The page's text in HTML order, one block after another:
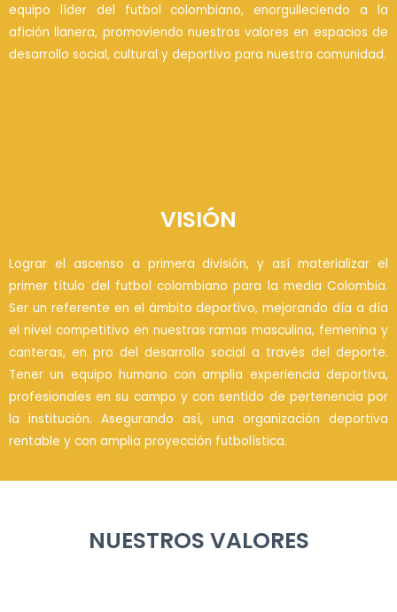
equipo líder del futbol colombiano, enorgulleciendo a la
afición llanera, promoviendo nuestros valores en espacios de
desarrollo social, cultural y deportivo para nuestra comunidad.
VISIÓN
Lograr el ascenso a primera división, y así materializar el
primer título del futbol colombiano para la media Colombia.
Ser un referente en el ámbito deportivo, mejorando día a día
el nivel competitivo en nuestras ramas masculina, femenina y
canteras, en pro del desarrollo social a través del deporte.
Tener un equipo humano con amplia experiencia deportiva,
profesionales en su campo y con sentido de pertenencia por
la institución. Asegurando así, una organización deportiva
rentable y con amplia proyección futbolística.
NUESTROS VALORES